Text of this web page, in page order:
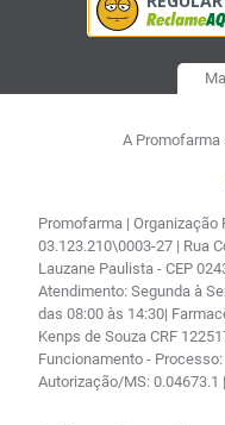
A
Promofarma | Organização
03.123.210\0003-27 | Rua
Lauzane Paulista - CEP
Atendimento: Segunda à
das 08:00 às 14:30|
Kenps de Souza CRF
Funcionamento -
Autorização/MS: 0.04673.1